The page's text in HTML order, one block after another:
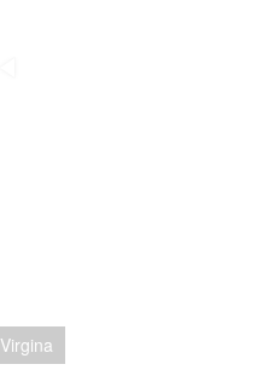
Virgina